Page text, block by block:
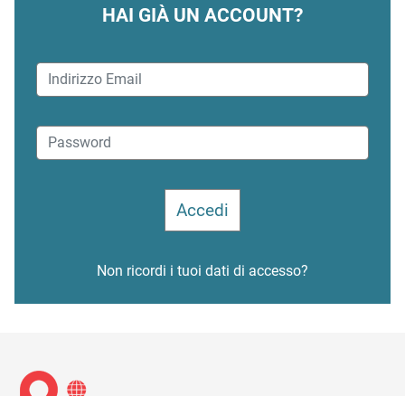
HAI GIÀ UN ACCOUNT?
Non ricordi i tuoi dati di accesso?